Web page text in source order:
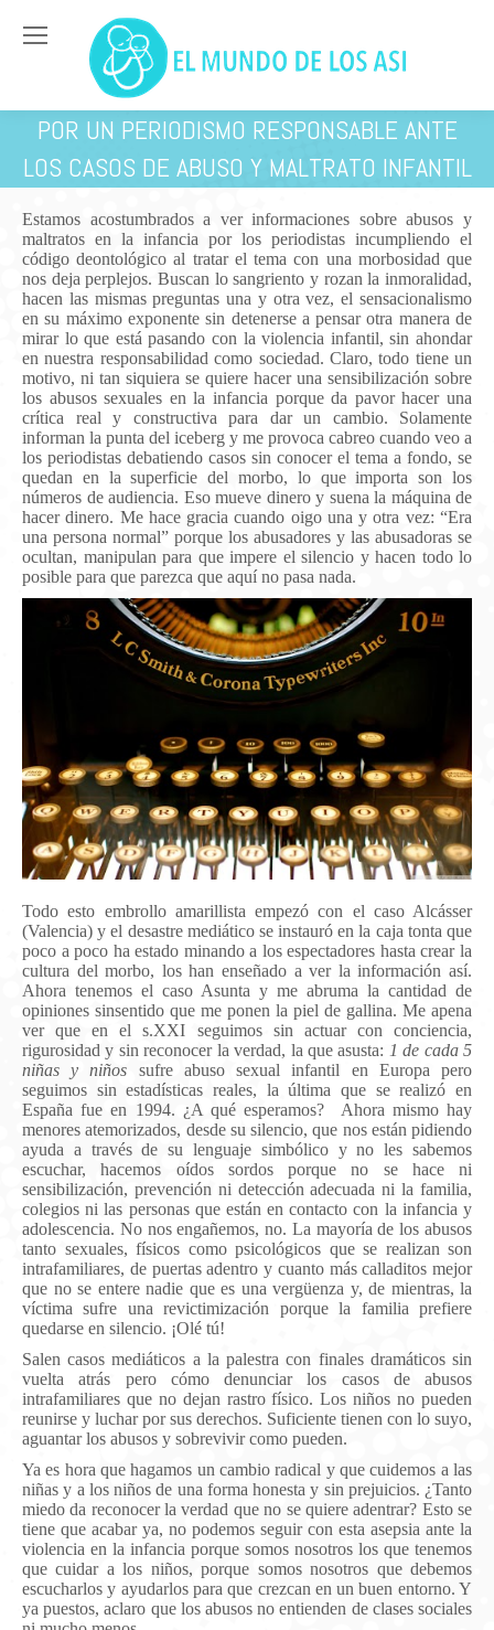
POR UN PERIODISMO RESPONSABLE ANTE
LOS CASOS DE ABUSO Y MALTRATO INFANTIL
Estamos acostumbrados a ver informaciones sobre abusos y
maltratos en la infancia por los periodistas incumpliendo el
código deontológico al tratar el tema con una morbosidad que
nos deja perplejos. Buscan lo sangriento y rozan la inmoralidad,
hacen las mismas preguntas una y otra vez, el sensacionalismo
en su máximo exponente sin detenerse a pensar otra manera de
mirar lo que está pasando con la violencia infantil, sin ahondar
en nuestra responsabilidad como sociedad. Claro, todo tiene un
motivo, ni tan siquiera se quiere hacer una sensibilización sobre
los abusos sexuales en la infancia porque da pavor hacer una
crítica real y constructiva para dar un cambio. Solamente
informan la punta del iceberg y me provoca cabreo cuando veo a
los periodistas debatiendo casos sin conocer el tema a fondo, se
quedan en la superficie del morbo, lo que importa son los
números de audiencia. Eso mueve dinero y suena la máquina de
hacer dinero. Me hace gracia cuando oigo una y otra vez: “Era
una persona normal” porque los abusadores y las abusadoras se
ocultan, manipulan para que impere el silencio y hacen todo lo
posible para que parezca que aquí no pasa nada.
Todo esto embrollo amarillista empezó con el caso Alcásser
(Valencia) y el desastre mediático se instauró en la caja tonta que
poco a poco ha estado minando a los espectadores hasta crear la
cultura del morbo, los han enseñado a ver la información así.
Ahora tenemos el caso Asunta y me abruma la cantidad de
opiniones sinsentido que me ponen la piel de gallina. Me apena
ver que en el s.XXI seguimos sin actuar con conciencia,
rigurosidad y sin reconocer la verdad, la que asusta: 1 de cada 5
niñas y niños sufre abuso sexual infantil en Europa pero
seguimos sin estadísticas reales, la última que se realizó en
España fue en 1994. ¿A qué esperamos? Ahora mismo hay
menores atemorizados, desde su silencio, que nos están pidiendo
ayuda a través de su lenguaje simbólico y no les sabemos
escuchar, hacemos oídos sordos porque no se hace ni
sensibilización, prevención ni detección adecuada ni la familia,
colegios ni las personas que están en contacto con la infancia y
adolescencia. No nos engañemos, no. La mayoría de los abusos
tanto sexuales, físicos como psicológicos que se realizan son
intrafamiliares, de puertas adentro y cuanto más calladitos mejor
que no se entere nadie que es una vergüenza y, de mientras, la
víctima sufre una revictimización porque la familia prefiere
quedarse en silencio. ¡Olé tú!
Salen casos mediáticos a la palestra con finales dramáticos sin
vuelta atrás pero cómo denunciar los casos de abusos
intrafamiliares que no dejan rastro físico. Los niños no pueden
reunirse y luchar por sus derechos. Suficiente tienen con lo suyo,
aguantar los abusos y sobrevivir como pueden.
Ya es hora que hagamos un cambio radical y que cuidemos a las
niñas y a los niños de una forma honesta y sin prejuicios. ¿Tanto
miedo da reconocer la verdad que no se quiere adentrar? Esto se
tiene que acabar ya, no podemos seguir con esta asepsia ante la
violencia en la infancia porque somos nosotros los que tenemos
que cuidar a los niños, porque somos nosotros que debemos
escucharlos y ayudarlos para que crezcan en un buen entorno. Y
ya puestos, aclaro que los abusos no entienden de clases sociales